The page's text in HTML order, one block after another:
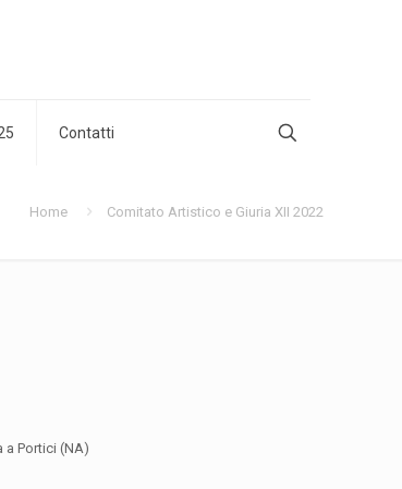
Contatti
Home Comitato Artistico e Giuria XII 2022
a Portici (NA)